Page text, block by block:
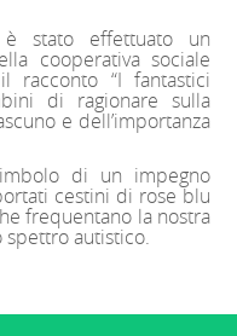
stato effettuato un
cooperativa sociale
racconto “I fantastici
di ragionare sulla
e dell’importanza
di un impegno
cestini di rose blu
frequentano la nostra
autistico.